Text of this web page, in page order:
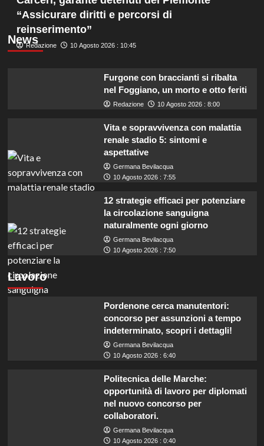
News
“Assicurare diritti e percorsi di
reinserimento”
Redazione 10 Agosto 2026 : 10:45
Furgone con braccianti si ribalta
nel Foggiano, un morto e otto feriti
Redazione 10 Agosto 2026 : 8:00
Vita e sopravvivenza con malattia
renale stadio 5: sintomi e
aspettative
Germana Bevilacqua
10 Agosto 2026 : 7:55
12 strategie efficaci per potenziare
la circolazione sanguigna
naturalmente ogni giorno
Germana Bevilacqua
10 Agosto 2026 : 7:50
Lavoro
Pordenone cerca manutentori:
concorso per assunzioni a tempo
indeterminato, scopri i dettagli!
Germana Bevilacqua
10 Agosto 2026 : 6:40
Politecnica delle Marche:
opportunità di lavoro per diplomati
nel nuovo concorso per
collaboratori.
Germana Bevilacqua
10 Agosto 2026 : 0:40